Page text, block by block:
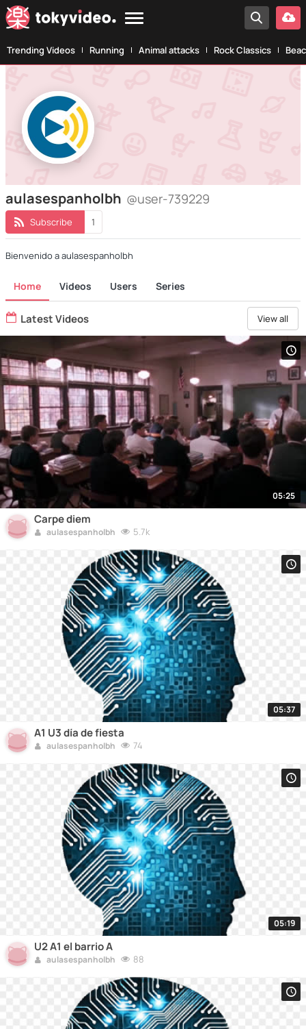
Trending Videos Running Animal attacks Rock Classics
aulasespanholbh @user-739229
Subscribe 1
Bienvenido a aulasespanholbh
Home Videos Users Series
Latest Videos View all
05:25
Carpe diem
aulasespanholbh 5.7k
05:37
A1 U3 día de fiesta
aulasespanholbh 74
05:19
U2 A1 el barrio A
aulasespanholbh 88